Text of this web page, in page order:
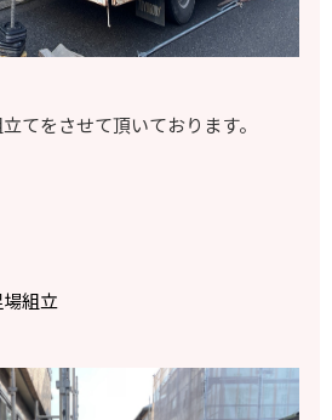
てをさせて頂いております。
組立